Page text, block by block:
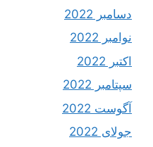
دسامبر 2022
نوامبر 2022
اکتبر 2022
سپتامبر 2022
آگوست 2022
جولای 2022